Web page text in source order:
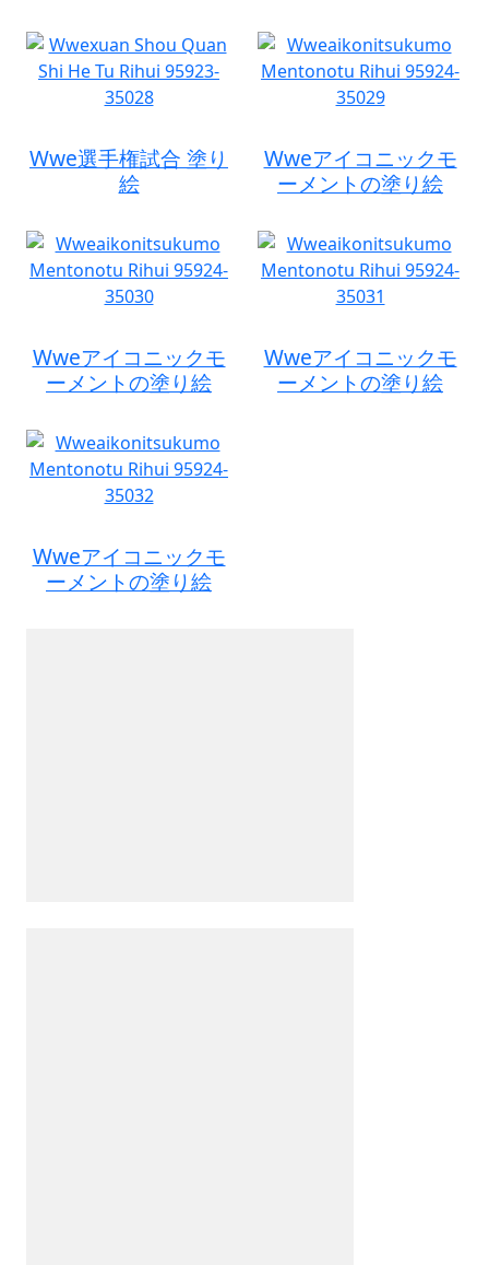
Wwe選手権試合 塗り
絵
Wweアイコニックモ
ーメントの塗り絵
Wweアイコニックモ
ーメントの塗り絵
Wweアイコニックモ
ーメントの塗り絵
Wweアイコニックモ
ーメントの塗り絵